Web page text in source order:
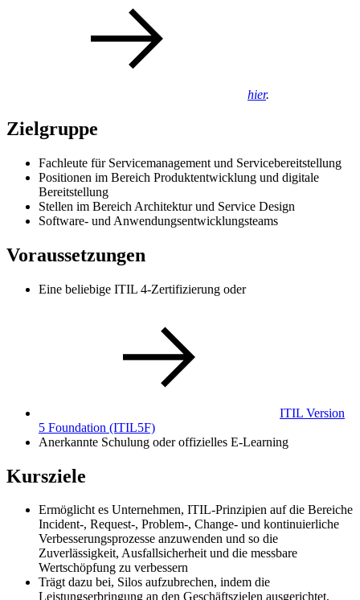
hier.
Zielgruppe
Fachleute für Servicemanagement und Servicebereitstellung
Positionen im Bereich Produktentwicklung und digitale
Bereitstellung
Stellen im Bereich Architektur und Service Design
Software- und Anwendungsentwicklungsteams
Voraussetzungen
Eine beliebige ITIL 4-Zertifizierung oder
ITIL Version
5 Foundation (ITIL5F)
Anerkannte Schulung oder offizielles E-Learning
Kursziele
Ermöglicht es Unternehmen, ITIL-Prinzipien auf die Bereiche
Incident-, Request-, Problem-, Change- und kontinuierliche
Verbesserungsprozesse anzuwenden und so die
Zuverlässigkeit, Ausfallsicherheit und die messbare
Wertschöpfung zu verbessern
Trägt dazu bei, Silos aufzubrechen, indem die
Leistungserbringung an den Geschäftszielen ausgerichtet,